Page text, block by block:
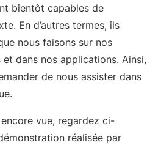
bientôt capables de
En d’autres termes, ils
nous faisons sur nos
dans nos applications. Ainsi,
de nous assister dans
encore vue, regardez ci-
réalisée par